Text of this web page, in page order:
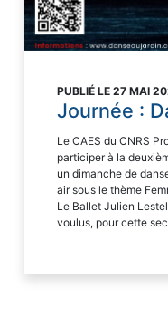
PUBLIÉ LE 27 MAI
Journée :
Le CAES du CNRS
participer à la
un dimanche de
air sous le thème
Le Ballet Julien
voulus, pour cette